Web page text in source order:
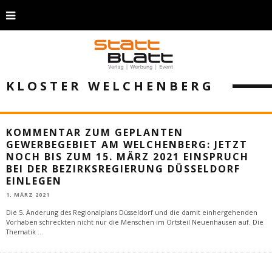
KLOSTER WELCHENBERG
KOMMENTAR ZUM GEPLANTEN
GEWERBEGEBIET AM WELCHENBERG: JETZT
NOCH BIS ZUM 15. MÄRZ 2021 EINSPRUCH
BEI DER BEZIRKSREGIERUNG DÜSSELDORF
EINLEGEN
1. MÄRZ 2021
Die 5. Änderung des Regionalplans Düsseldorf und die damit einhergehenden
Vorhaben schreckten nicht nur die Menschen im Ortsteil Neuenhausen auf. Die
Thematik ...